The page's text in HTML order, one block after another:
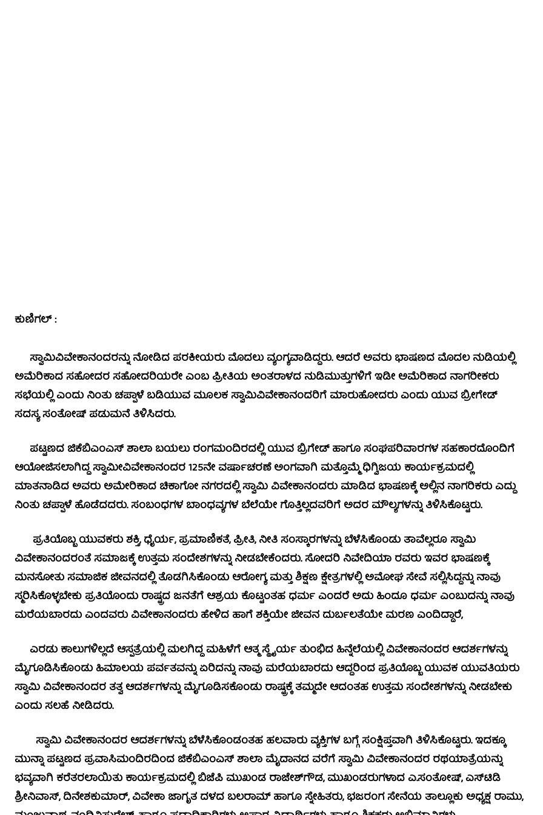
ಕುಣಿಗಲ್ :
ಸ್ವಾಮಿವಿವೇಕಾನಂದರನ್ನು ನೋಡಿದ ಪರಕೀಯರು ಮೊದಲು ವ್ಯಂಗ್ಯವಾಡಿದ್ದರು. ಆದರೆ ಅವರು ಭಾಷಣದ ಮೊದಲ ನುಡಿಯಲ್ಲಿ
ಅಮೆರಿಕಾದ ಸಹೋದರ ಸಹೋದರಿಯರೇ ಎಂಬ ಪ್ರೀತಿಯ ಅಂತರಾಳದ ನುಡಿಮುತ್ತುಗಳಿಗೆ ಇಡೀ ಅಮೆರಿಕಾದ ನಾಗರೀಕರು
ಸಭೆಯಲ್ಲಿ ಎಂದು ನಿಂತು ಚಪ್ಪಾಳೆ ಬಡಿಯುವ ಮೂಲಕ ಸ್ವಾಮಿವಿವೇಕಾನಂದರಿಗೆ ಮಾರುಹೋದರು ಎಂದು ಯುವ ಬ್ರೀಗೇಡ್
ಸದಸ್ಯ ಸಂತೋಷ್ ಪಡುಮನೆ ತಿಳಿಸಿದರು.
ಪಟ್ಟಣದ ಜಿಕೆಬಿಎಂಎಸ್ ಶಾಲಾ ಬಯಲು ರಂಗಮಂದಿರದಲ್ಲಿ ಯುವ ಬ್ರಿಗೇಡ್ ಹಾಗೂ ಸಂಘಪರಿವಾರಗಳ ಸಹಕಾರದೊಂದಿಗೆ
ಆಯೋಜಿಸಲಾಗಿದ್ದ ಸ್ವಾಮೀವಿವೇಕಾನಂದರ 125ನೇ ವರ್ಷಾಚರಣೆ ಅಂಗವಾಗಿ ಮತ್ತೊಮ್ಮೆ ಧಿಗ್ವಿಜಯ ಕಾರ್ಯಕ್ರಮದಲ್ಲಿ
ಮಾತನಾಡಿದ ಅವರು ಅಮೇರಿಕಾದ ಚಿಕಾಗೋ ನಗರದಲ್ಲಿ ಸ್ವಾಮಿ ವಿವೇಕಾನಂದರು ಮಾಡಿದ ಭಾಷಣಕ್ಕೆ ಅಲ್ಲಿನ ನಾಗರಿಕರು ಎದ್ದು
ನಿಂತು ಚಪ್ಪಾಳೆ ಹೊಡೆದದರು. ಸಂಬಂಧಗಳ ಬಾಂಧವ್ಯಗಳ ಬೆಲೆಯೇ ಗೊತ್ತಿಲ್ಲದವರಿಗೆ ಅದರ ಮೌಲ್ಯಗಳನ್ನು ತಿಳಿಸಿಕೊಟ್ಟರು.
ಪ್ರತಿಯೊಬ್ಬ ಯುವಕರು ಶಕ್ತಿ, ಧೈರ್ಯ, ಪ್ರಮಾಣಿಕತೆ, ಪ್ರೀತಿ, ನೀತಿ ಸಂಸ್ಕಾರಗಳನ್ನು ಬೆಳೆಸಿಕೊಂಡು ತಾವೆಲ್ಲರೂ ಸ್ವಾಮಿ
ವಿವೇಕಾನಂದರಂತೆ ಸಮಾಜಕ್ಕೆ ಉತ್ತಮ ಸಂದೇಶಗಳನ್ನು ನೀಡಬೇಕೆಂದರು. ಸೋದರಿ ನಿವೇದಿಯಾ ರವರು ಇವರ ಭಾಷಣಕ್ಕೆ
ಮನಸೋತು ಸಮಾಜಿಕ ಜೀವನದಲ್ಲಿ ತೊಡಗಿಸಿಕೊಂಡು ಆರೋಗ್ಯ ಮತ್ತು ಶಿಕ್ಷಣ ಕ್ಷೇತ್ರಗಳಲ್ಲಿ ಅಮೋಘ ಸೇವೆ ಸಲ್ಲಿಸಿದ್ದನ್ನು ನಾವು
ಸ್ಮರಿಸಿಕೊಳ್ಳಬೇಕು ಪ್ರತಿಯೊಂದು ರಾಷ್ಟ್ರದ ಜನತೆಗೆ ಆಶ್ರಯ ಕೊಟ್ಟಂತಹ ಧರ್ಮ ಎಂದರೆ ಅದು ಹಿಂದೂ ಧರ್ಮ ಎಂಬುದನ್ನು ನಾವು
ಮರೆಯಬಾರದು ಎಂದವರು ವಿವೇಕಾನಂದರು ಹೇಳಿದ ಹಾಗೆ ಶಕ್ತಿಯೇ ಜೀವನ ದುರ್ಬಲತೆಯೇ ಮರಣ ಎಂದಿದ್ದಾರೆ,
ಎರಡು ಕಾಲುಗಳಿಲ್ಲದೆ ಆಸ್ಪತ್ರೆಯಲ್ಲಿ ಮಲಗಿದ್ದ ಮಹಿಳೆಗೆ ಆತ್ಮ ಸ್ಥೈರ್ಯ ತುಂಭಿದ ಹಿನ್ನೆಲೆಯಲ್ಲಿ ವಿವೇಕಾನಂದರ ಆದರ್ಶಗಳನ್ನು
ಮೈಗೂಡಿಸಿಕೊಂಡು ಹಿಮಾಲಯ ಪರ್ವತವನ್ನು ಏರಿದನ್ನು ನಾವು ಮರೆಯಬಾರದು ಆದ್ದರಿಂದ ಪ್ರತಿಯೊಬ್ಬ ಯುವಕ ಯುವತಿಯರು
ಸ್ವಾಮಿ ವಿವೇಕಾನಂದರ ತತ್ವ ಆದರ್ಶಗಳನ್ನು ಮೈಗೂಡಿಸಕೊಂಡು ರಾಷ್ಟ್ರಕ್ಕೆ ತಮ್ಮದೇ ಆದಂತಹ ಉತ್ತಮ ಸಂದೇಶಗಳನ್ನು ನೀಡಬೇಕು
ಎಂದು ಸಲಹೆ ನೀಡಿದರು.
ಸ್ವಾಮಿ ವಿವೇಕಾನಂದರ ಆದರ್ಶಗಳನ್ನು ಬೆಳೆಸಿಕೊಂಡಂತಹ ಹಲವಾರು ವ್ಯಕ್ತಿಗಳ ಬಗ್ಗೆ ಸಂಕ್ಷಿಪ್ತವಾಗಿ ತಿಳಿಸಿಕೊಟ್ಟರು. ಇದಕ್ಕೂ
ಮುನ್ನಾ ಪಟ್ಟಣದ ಪ್ರವಾಸಿಮಂದಿರದಿಂದ ಜಿಕೆಬಿಎಂಎಸ್ ಶಾಲಾ ಮೈದಾನದ ವರೆಗೆ ಸ್ವಾಮಿ ವಿವೇಕಾನಂದರ ರಥಯಾತ್ರೆಯನ್ನು
ಭವ್ಯವಾಗಿ ಕರೆತರಲಾಯಿತು ಕಾರ್ಯಕ್ರಮದಲ್ಲಿ ಬಿಜೆಪಿ ಮುಖಂಡ ರಾಜೇಶ್‍ಗೌಡ, ಮುಖಂಡರುಗಳಾದ ಎ.ಸಂತೋಷ್, ಎಸ್‍ಟಿಡಿ
ಶ್ರೀನಿವಾಸ್, ದಿನೇಶಕುಮಾರ್, ವಿವೇಕಾ ಜಾಗೃತ ದಳದ ಬಲರಾಮ್ ಹಾಗೂ ಸ್ನೇಹಿತರು, ಭಜರಂಗ ಸೇನೆಯ ತಾಲ್ಲೂಕು ಅಧ್ಯಕ್ಷ ರಾಮು,